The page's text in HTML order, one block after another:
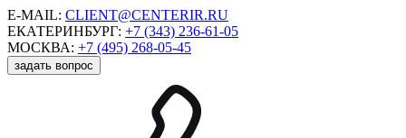
E-MAIL: CLIENT@CENTERIR.RU
ЕКАТЕРИНБУРГ: +7 (343) 236-61-05
МОСКВА: +7 (495) 268-05-45
задать вопрос